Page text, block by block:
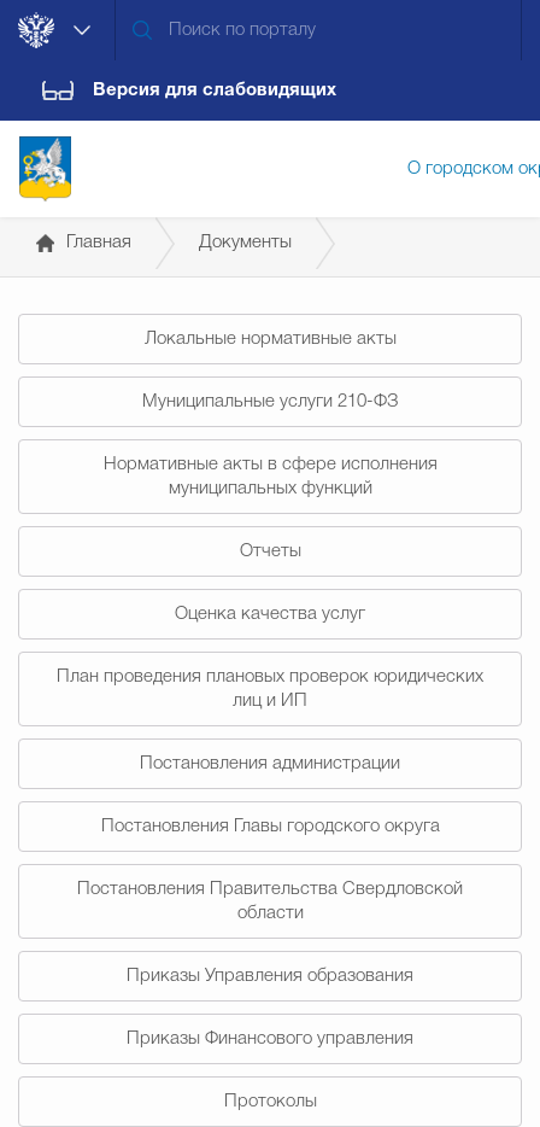
Версия для слабовидящих
О городском
Дума городского округа
Новости Обращения граждан
Противодействие
Муниципальные
Счётная палата Городского
Главная Документы
Локальные нормативные акты
Муниципальные услуги 210-ФЗ
Нормативные акты в сфере исполнения
муниципальных функций
Отчеты
Оценка качества услуг
План проведения плановых проверок юридических
лиц и ИП
Постановления администрации
Постановления Главы городского округа
Постановления Правительства Свердловской
области
Приказы Управления образования
Приказы Финансового управления
Протоколы